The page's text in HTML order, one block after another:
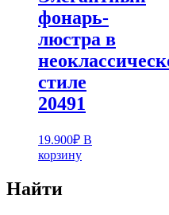
фонарь-
люстра в
стиле
20491
19.900₽ В
корзину
Найти